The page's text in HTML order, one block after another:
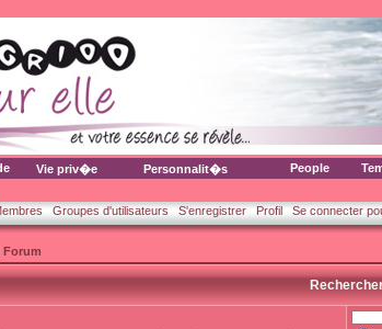
Vie priv�e Personnalit�s People
Groupes d'utilisateurs S'enregistrer Profil Se connecter
Forum